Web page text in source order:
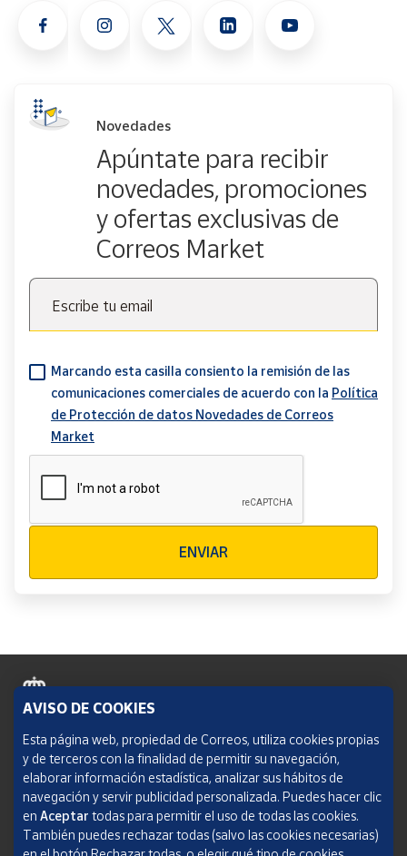
Novedades
Apúntate para recibir
novedades, promociones
y ofertas exclusivas de
Correos Market
Escribe tu email
Marcando esta casilla consiento la remisión de las
comunicaciones comerciales de acuerdo con la Política
de Protección de datos Novedades de Correos
Market
ENVIAR
Política de cookies
Aviso legal
Condiciones del servicio
Política de Privacidad Web
AVISO DE COOKIES
Esta página web, propiedad de Correos, utiliza cookies propias
y de terceros con la finalidad de permitir su navegación,
elaborar información estadística, analizar sus hábitos de
navegación y servir publicidad personalizada. Puedes hacer clic
en Aceptar todas para permitir el uso de todas las cookies.
También puedes rechazar todas (salvo las cookies necesarias)